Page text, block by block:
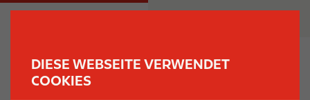
DIESE WEBSEITE VERWENDET
COOKIES
M